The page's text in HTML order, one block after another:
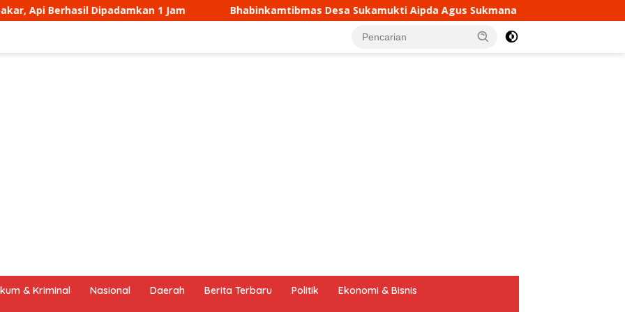
Jam Bhabinkamtibmas Desa Sukamukti Aipda Agus Sukmana Laksanakan Silaturahmi Kamtibmas dan Dumas
& Kriminal Nasional Daerah Berita Terbaru Politik Ekonomi & Bisnis